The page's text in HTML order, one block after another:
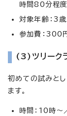
時間80分程度
対象年齢：3歳
参加費：300
(3)ツリーク
初めての試みとし
ます。
時間：10時～